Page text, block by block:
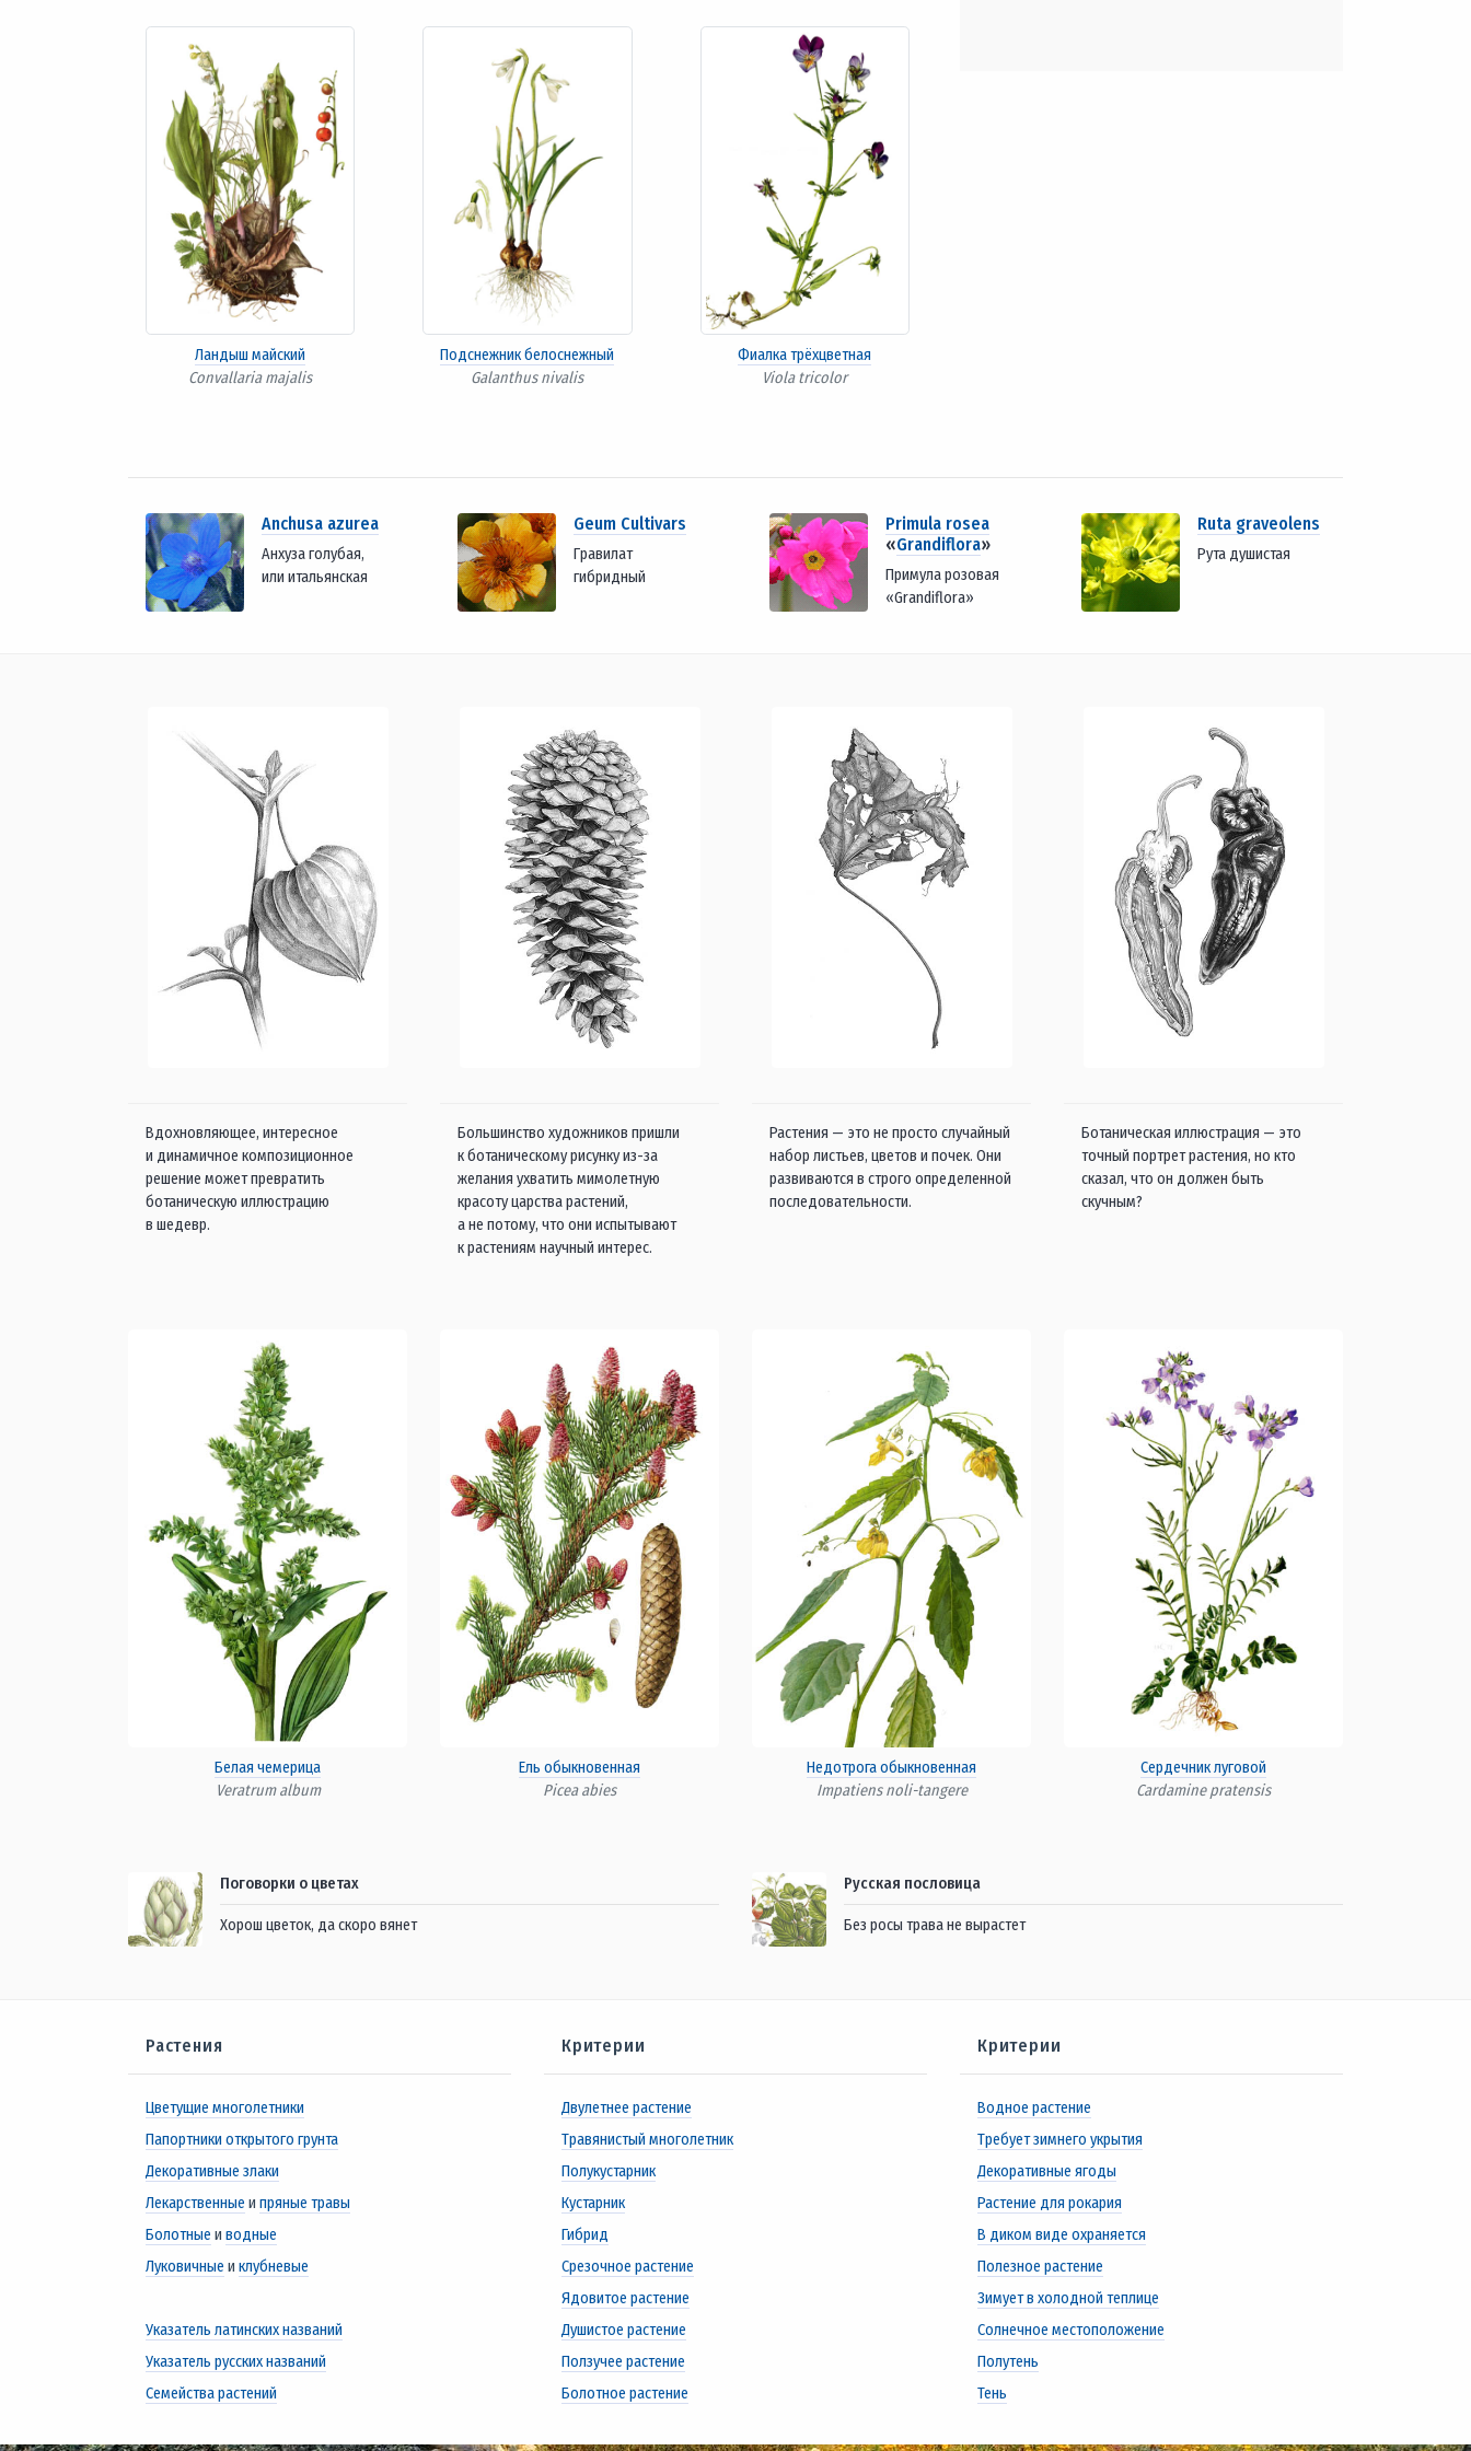
Ландыш майский
Convallaria majalis
Подснежник белоснежный
Galanthus nivalis
Фиалка трёхцветная
Viola tricolor
Anchusa azurea
Анхуза голубая,
или итальянская
Geum Cultivars
Гравилат
гибридный
Primula rosea
«Grandiflora»
Примула розовая
«Grandiflora»
Ruta graveolens
Рута душистая
Вдохновляющее, интересное
и динамичное композиционное
решение может превратить
ботаническую иллюстрацию
в шедевр.
Большинство художников пришли
к ботаническому рисунку из-за
желания ухватить мимолетную
красоту царства растений,
а не потому, что они испытывают
к растениям научный интерес.
Растения — это не просто случайный
набор листьев, цветов и почек. Они
развиваются в строго определенной
последовательности.
Ботаническая иллюстрация — это
точный портрет растения, но кто
сказал, что он должен быть
скучным?
Белая чемерица
Veratrum album
Ель обыкновенная
Picea abies
Недотрога обыкновенная
Impatiens noli-tangere
Сердечник луговой
Cardamine pratensis
Поговорки о цветах
Хорош цветок, да скоро вянет
Русская пословица
Без росы трава не вырастет
Растения
Цветущие многолетники
Папортники открытого грунта
Декоративные злаки
Лекарственные и пряные травы
Болотные и водные
Луковичные и клубневые
Указатель латинских названий
Указатель русских названий
Семейства растений
Критерии
Двулетнее растение
Травянистый многолетник
Полукустарник
Кустарник
Гибрид
Срезочное растение
Ядовитое растение
Душистое растение
Ползучее растение
Болотное растение
Критерии
Водное растение
Требует зимнего укрытия
Декоративные ягоды
Растение для рокария
В диком виде охраняется
Полезное растение
Зимует в холодной теплице
Солнечное местоположение
Полутень
Тень